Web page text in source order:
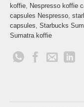
koffie Nespresso koffie
capsules Nespresso
capsules Starbucks
Sumatra koffie